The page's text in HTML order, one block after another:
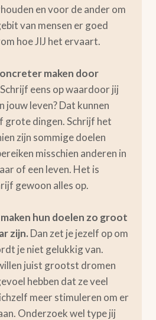
en voor de ander om
van mensen er goed
hoe JIJ het ervaart.
maken door
Schrijf eens op waardoor jij
jouw leven? Dat kunnen
grote dingen. Schrijf het
zijn sommige doelen
misschien anderen in
of een leven. Het is
gewoon alles op.
hun doelen zo groot
zijn. Dan zet je jezelf op om
je niet gelukkig van.
juist grootst dromen
hebben dat ze veel
meer stimuleren om er
Onderzoek wel type jij